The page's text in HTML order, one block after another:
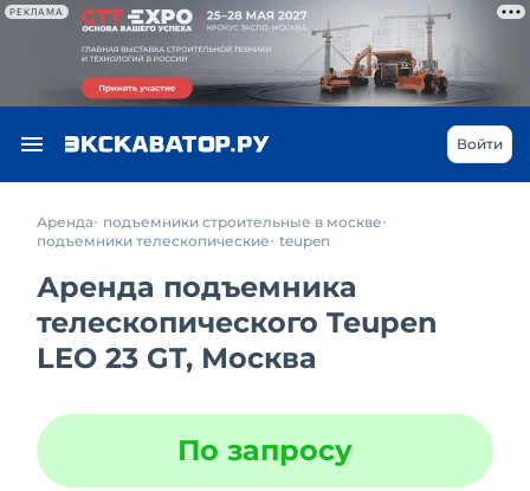
РЕКЛАМА
Войти
Аренда
подъемники строительные в москве
подъемники телескопические teupen
Аренда подъемника
телескопического Teupen
LEO 23 GT, Москва
По запросу